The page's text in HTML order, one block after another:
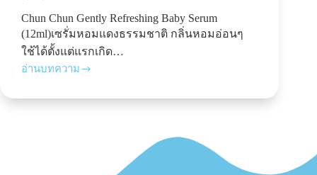
Chun Chun Gently Refreshing Baby Serum
(12ml)เซรั่มหอมแดงธรรมชาติ กลิ่นหอมอ่อนๆ
ใช้ได้ตั้งแต่แรกเกิด…
อ่านบทความ